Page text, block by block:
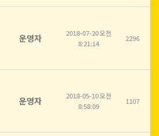
운영자
2018-07-20 오전
8:21:14
2296
운영자
2018-05-10 오전
8:58:09
1107